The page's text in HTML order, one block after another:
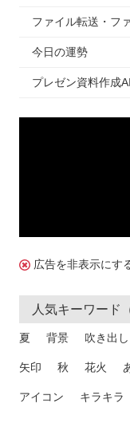
ファイル転送・フ
今日の運勢
プレゼン資料作成AI
広告を非表示にす
人気キーワード
夏 背景 吹き出し
矢印 秋 花火
アイコン キラキラ